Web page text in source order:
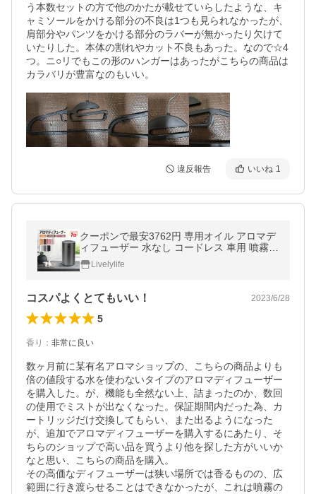
う本数セットの方で他のかたが載せていらしたような、キ
ャミソールをかける部分の不良は1つも見られなかったが、
肩部分やパンツをかける部分のラバーが無かったり欠けて
いたりした。本体の割れやカット不良もあった。なので☆4
つ。ニ○リでもこの形のハンガーはあったがこちらの商品は
カラバリが豊富なのもいい。
違反報告 いいね 1
クーポンで最安3762円 専用オイル アロマデ
ィフューザー 水なし コードレス 車用 噴霧式
ディフューザー アロマ usb充電式静音ネブ
ライザー 漏れ防止 車 1位獲得
Livelylife
コスパよくとてもいい！ 2023/6/28
5
香り ： 非常に良い
数ヶ月前に某有名アロマショップの、こちらの商品よりも
倍の値段する水を使わないタイプのアロマディフューザー
を購入した。が、機能も全然ない上、詰まったのか、数回
の使用でミストが出なくなった。保証期間内だった為、カ
ートリッジだけ交換してもらい、また出るようになった
が、追加でアロマディフューザーを購入するにあたり、そ
ちらのショップで高い品を買うより他を探した方がいいか
なと思い、こちらの商品を購入。
その高価なディフューザーは狭い場所では香るものの、広
範囲に行き渡らせることはできなかったが、これは噴霧の